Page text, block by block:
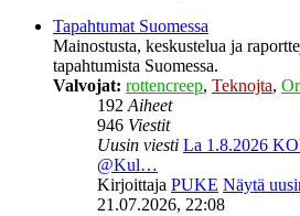
Tapahtumat Suomessa
Mainostusta, keskustelua ja
tapahtumista Suomessa.
Valvojat: rottencreep, Teknojta,
192Aiheet
946 Viestit
Uusin viesti La 1.8.2026
@Kul…
Kirjoittaja PUKE Näytä
21.07.2026, 22:08